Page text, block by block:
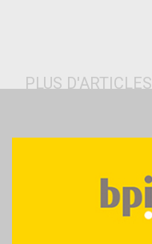
PLUS D'ARTICLES